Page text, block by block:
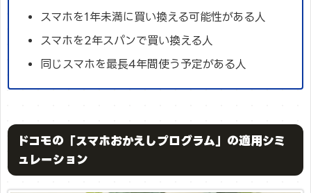
スマホを1年未満に買い換える可能性がある人
スマホを2年スパンで買い換える人
同じスマホを最長4年間使う予定がある人
ドコモの「スマホおかえしプログラム」の適用シミ
ュレーション